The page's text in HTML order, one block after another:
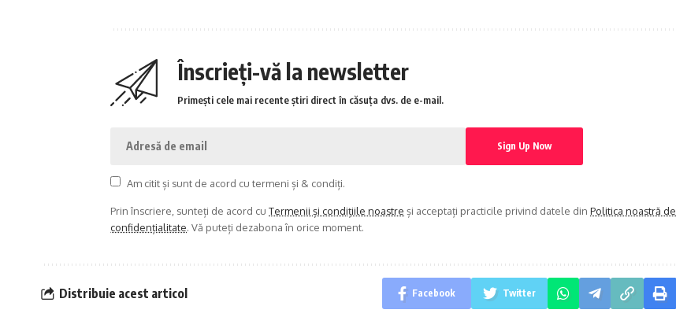
Înscrieți-vă la newsletter
Primești cele mai recente știri direct în căsuța dvs. de e-mail.
Am citit și sunt de acord cu termeni și & condiți.
Prin înscriere, sunteți de acord cu Termenii și condițiile noastre și acceptați practicile privind datele din Politica noastră de
confidențialitate. Vă puteți dezabona în orice moment.
Distribuie acest articol Facebook Twitter